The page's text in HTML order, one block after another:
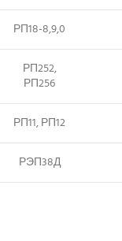
РП18-8,9,0
РП252,
РП256
РП11, РП12
РЭП38Д